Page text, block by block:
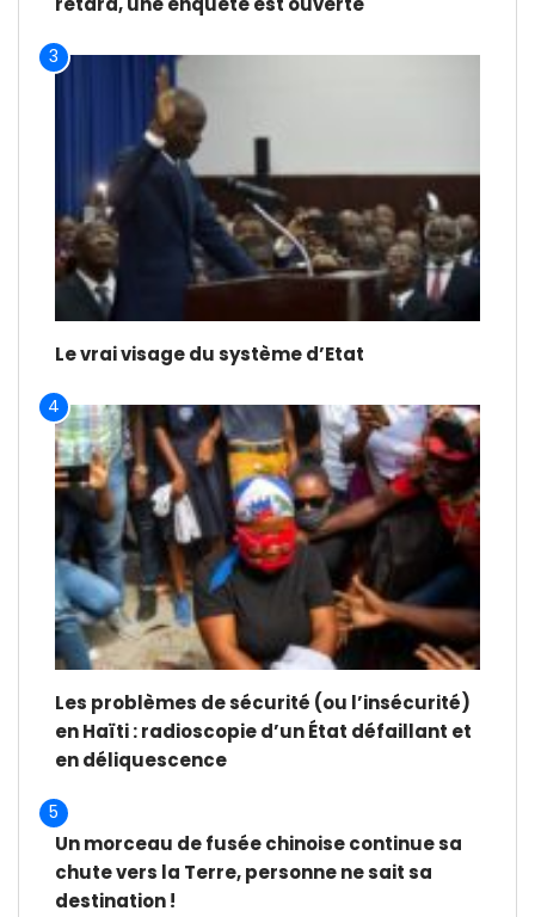
3
Le vrai visage du système d’Etat
4
Les problèmes de sécurité (ou l’insécurité)
en Haïti : radioscopie d’un État défaillant et
en déliquescence
5
Un morceau de fusée chinoise continue sa
chute vers la Terre, personne ne sait sa
destination !